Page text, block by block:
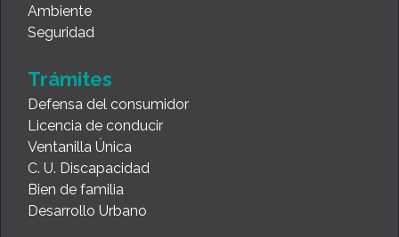
Ambiente
Seguridad
Trámites
Defensa del consumidor
Licencia de conducir
Ventanilla Única
C. U. Discapacidad
Bien de familia
Desarrollo Urbano